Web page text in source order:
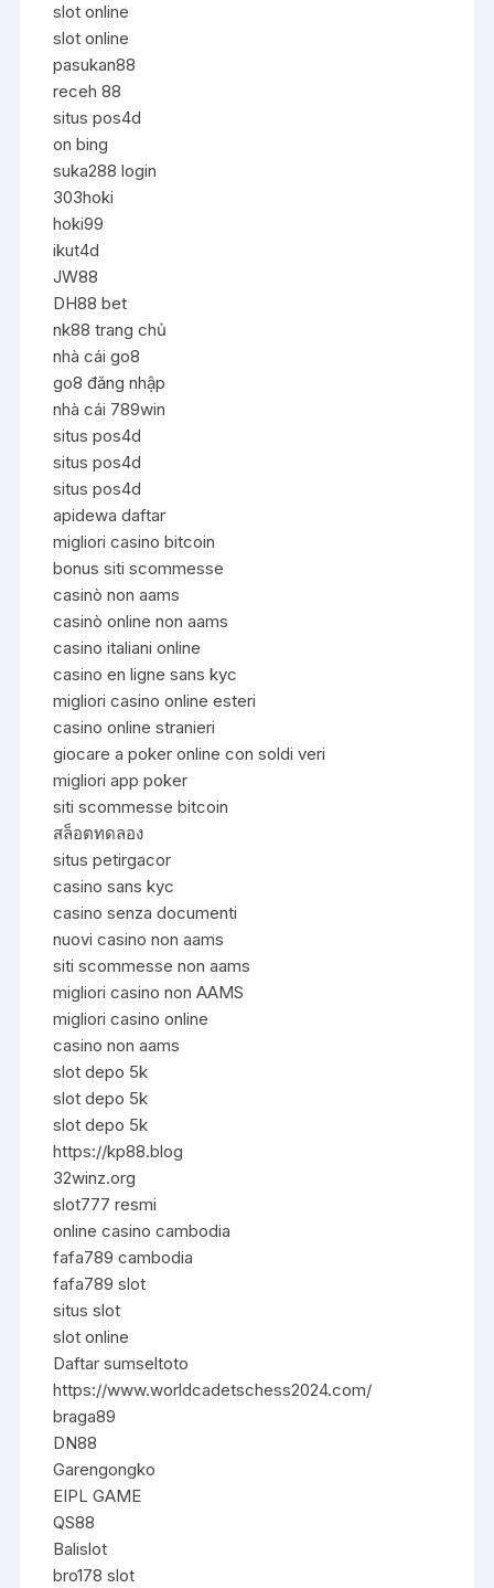
slot online
slot online
pasukan88
receh 88
situs pos4d
on bing
suka288 login
303hoki
hoki99
ikut4d
JW88
DH88 bet
nk88 trang chủ
nhà cái go8
go8 đăng nhập
nhà cái 789win
situs pos4d
situs pos4d
situs pos4d
apidewa daftar
migliori casino bitcoin
bonus siti scommesse
casinò non aams
casinò online non aams
casino italiani online
casino en ligne sans kyc
migliori casino online esteri
casino online stranieri
giocare a poker online con soldi veri
migliori app poker
siti scommesse bitcoin
สล็อตทดลอง
situs petirgacor
casino sans kyc
casino senza documenti
nuovi casino non aams
siti scommesse non aams
migliori casino non AAMS
migliori casino online
casino non aams
slot depo 5k
slot depo 5k
slot depo 5k
https://kp88.blog
32winz.org
slot777 resmi
online casino cambodia
fafa789 cambodia
fafa789 slot
situs slot
slot online
Daftar sumseltoto
https://www.worldcadetschess2024.com/
braga89
DN88
Garengongko
EIPL GAME
QS88
Balislot
bro178 slot